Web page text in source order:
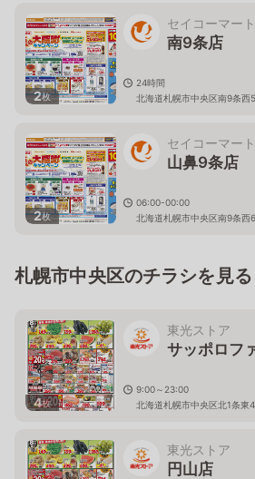
2枚
セイコーマート
南9条店
24時間
北海道札幌市中央区南9条西
2枚
セイコーマート
山鼻9条店
06:00-00:00
北海道札幌市中央区南9条西
札幌市中央区のチラシを見る
4枚
東光ストア
サッポロフ
9:00～23:00
北海道札幌市中央区北1条東
東光ストア
円山店